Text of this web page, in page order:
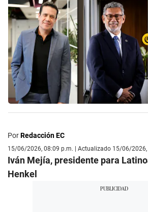
PorRedacción EC
15/06/2026, 08:09 p.m. | Actualizado 15/06/2026,
Iván Mejía, presidente para
Henkel